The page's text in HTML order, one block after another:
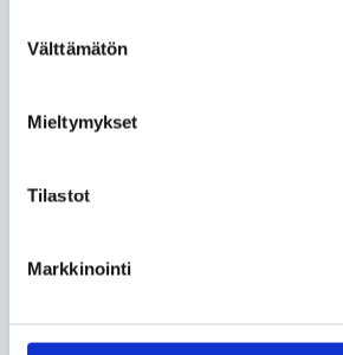
valinta
Välttämätön
Mieltymykset
Tilastot
Markkinointi
Transporttjänster ökar välbefinnandet
Arto• 22.10.2025, klo 22:56
Otsikko *